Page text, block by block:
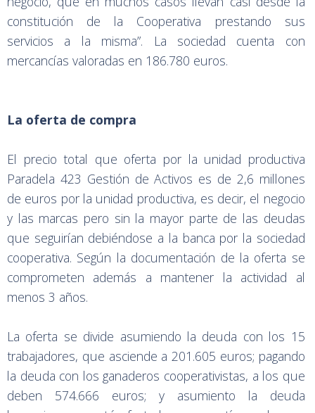
constitución de la Cooperativa prestando sus
servicios a la misma”. La sociedad cuenta con
mercancías valoradas en 186.780 euros.
La oferta de compra
El precio total que oferta por la unidad productiva
Paradela 423 Gestión de Activos es de 2,6 millones
de euros por la unidad productiva, es decir, el negocio
y las marcas pero sin la mayor parte de las deudas
que seguirían debiéndose a la banca por la sociedad
cooperativa. Según la documentación de la oferta se
comprometen además a mantener la actividad al
menos 3 años.
La oferta se divide asumiendo la deuda con los 15
trabajadores, que asciende a 201.605 euros; pagando
la deuda con los ganaderos cooperativistas, a los que
deben 574.666 euros; y asumiento la deuda